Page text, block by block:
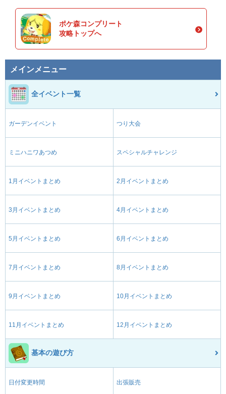
ポケ森コンプリート
攻略トップへ
メインメニュー
全イベント一覧
ガーデンイベント つり大会
ミニハニワあつめ スペシャルチャレンジ
1月イベントまとめ 2月イベントまとめ
3月イベントまとめ 4月イベントまとめ
5月イベントまとめ 6月イベントまとめ
7月イベントまとめ 8月イベントまとめ
9月イベントまとめ 10月イベントまとめ
11月イベントまとめ 12月イベントまとめ
基本の遊び方
日付変更時間 出張販売